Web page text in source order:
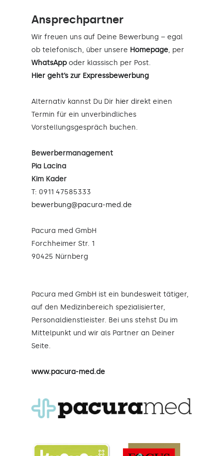
Ansprechpartner
Wir freuen uns auf Deine Bewerbung – egal
ob telefonisch, über unsere Homepage, per
WhatsApp oder klassisch per Post.
Hier geht’s zur Expressbewerbung
Alternativ kannst Du Dir hier direkt einen
Termin für ein unverbindliches
Vorstellungsgespräch buchen.
Bewerbermanagement
Pia Lacina
Kim Kader
T: 0911 47585333
bewerbung@pacura-med.de
Pacura med GmbH
Forchheimer Str. 1
90425 Nürnberg
Pacura med GmbH ist ein bundesweit tätiger,
auf den Medizinbereich spezialisierter,
Personaldienstleister. Bei uns stehst Du im
Mittelpunkt und wir als Partner an Deiner
Seite.
www.pacura-med.de